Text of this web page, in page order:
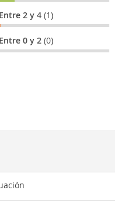
Entre 2 y 4(1)
Entre 0 y 2(0)